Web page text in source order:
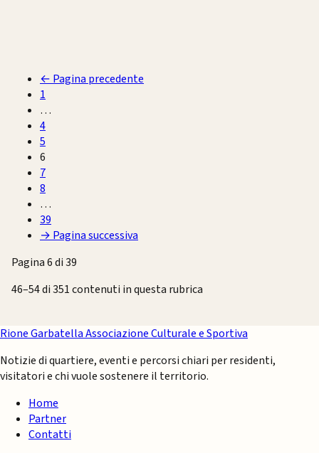
← Pagina precedente
1
…
4
5
6
7
8
…
39
→ Pagina successiva
Pagina 6 di 39
46–54 di 351 contenuti in questa rubrica
Rione GarbatellaAssociazione Culturale e Sportiva
Notizie di quartiere, eventi e percorsi chiari per residenti,
visitatori e chi vuole sostenere il territorio.
Home
Partner
Contatti